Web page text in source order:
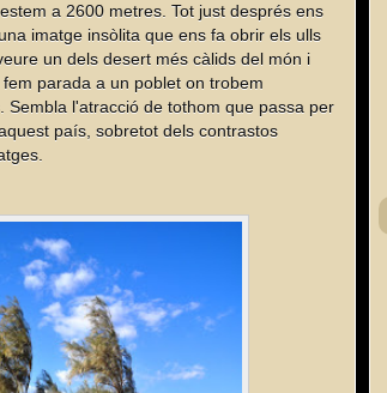
a 2600 metres. Tot just després ens
imatge insòlita que ens fa obrir els ulls
un dels desert més càlids del món i
parada a un poblet on trobem
l'atracció de tothom que passa per
país, sobretot dels contrastos